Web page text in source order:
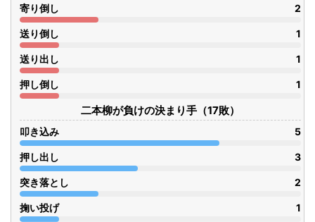
寄り倒し 2
送り倒し 1
送り出し 1
押し倒し 1
二本柳が負けの決まり手（17敗）
叩き込み 5
押し出し 3
突き落とし 2
掬い投げ 1